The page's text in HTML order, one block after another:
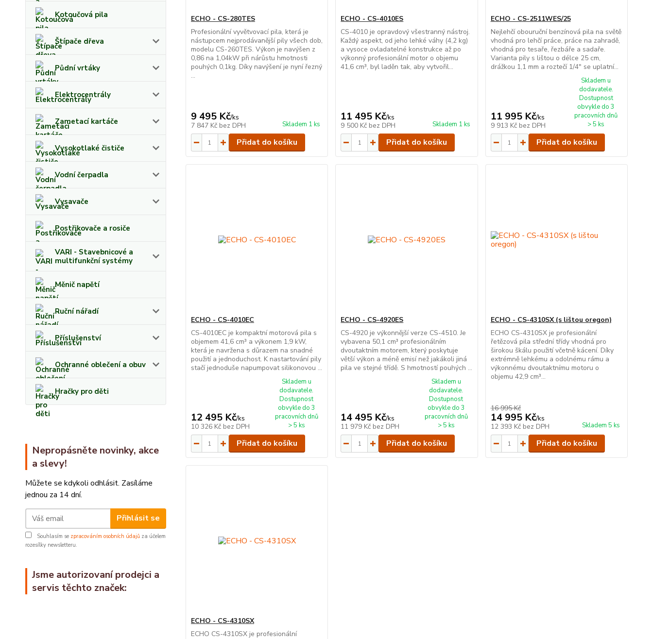
Kotoučová pila
Štípače dřeva
Půdní vrtáky
Elektrocentrály
Zametací kartáče
Vysokotlaké čističe
Vodní čerpadla
Vysavače
Postřikovače a rosiče
VARI - Stavebnicové a
multifunkční systémy
Měnič napětí
Ruční nářadí
Příslušenství
Ochranné oblečení a obuv
Hračky pro děti
Nepropásněte novinky, akce
a slevy!
Můžete se kdykoli odhlásit. Zasíláme
jednou za 14 dní.
Přihlásit se
Souhlasím se zpracováním osobních údajů za účelem
rozesílky newsletteru.
Jsme autorizovaní prodejci a
servis těchto značek:
ECHO - CS-280TES
Profesionální vyvětvovací pila, která je
nástupcem nejprodávanější pily všech dob,
modelu CS-260TES. Výkon je navýšen z
0,86 na 1,04kW při nárůstu hmotnosti
pouhých 0,1kg. Díky navýšení je nyní řezný
...
9 495 Kč/ks
7 847 Kč bez DPH Skladem 1 ks
Přidat do košíku
ECHO - CS-4010ES
CS-4010 je opravdový všestranný nástroj.
Každý aspekt, od jeho lehké váhy (4,2 kg)
a vysoce ovladatelné konstrukce až po
výkonný profesionální motor o objemu
41,6 cm³, byl laděn tak, aby vytvořil...
11 495 Kč/ks
9 500 Kč bez DPH Skladem 1 ks
Přidat do košíku
ECHO - CS-2511WES/25
Nejlehčí obouruční benzínová pila na světě
vhodná pro lehčí práce, práce na zahradě,
vhodná pro tesaře, řezbáře a sadaře.
Varianta pily s lištou o délce 25 cm,
drážkou 1,1 mm a roztečí 1/4" se uplatní...
11 995 Kč/ks
9 913 Kč bez DPH
Skladem u
dodavatele.
Dostupnost
obvykle do 3
pracovních dnů
> 5 ks
Přidat do košíku
ECHO - CS-4010EC
CS-4010EC je kompaktní motorová pila s
objemem 41,6 cm³ a výkonem 1,9 kW,
která je navržena s důrazem na snadné
použití a jednoduchost. K nastartování pily
stačí jednoduše napumpovat silikonovou ...
12 495 Kč/ks
10 326 Kč bez DPH
Skladem u
dodavatele.
Dostupnost
obvykle do 3
pracovních dnů
> 5 ks
Přidat do košíku
ECHO - CS-4920ES
CS-4920 je výkonnější verze CS-4510. Je
vybavena 50,1 cm³ profesionálním
dvoutaktním motorem, který poskytuje
větší výkon a méně emisí než jakákoli jiná
pila ve stejné třídě. S hmotností pouhých ...
14 495 Kč/ks
11 979 Kč bez DPH
Skladem u
dodavatele.
Dostupnost
obvykle do 3
pracovních dnů
> 5 ks
Přidat do košíku
ECHO - CS-4310SX (s lištou oregon)
ECHO CS-4310SX je profesionální
řetězová pila střední třídy vhodná pro
širokou škálu použití včetně kácení. Díky
extrémně lehkému a odolnému rámu a
výkonnému dvoutaktnímu motoru o
objemu 42,9 cm³...
16 995 Kč
14 995 Kč/ks
12 393 Kč bez DPH Skladem 5 ks
Přidat do košíku
ECHO - CS-4310SX
ECHO CS-4310SX je profesionální